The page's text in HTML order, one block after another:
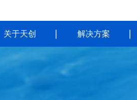
关于天创 解决方案